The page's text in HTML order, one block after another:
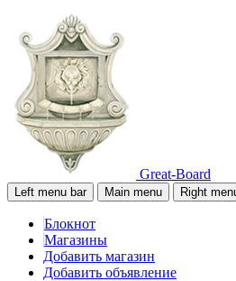
Great-Board
Left menu bar Main menu Right
Блокнот
Магазины
Добавить магазин
Добавить объявление